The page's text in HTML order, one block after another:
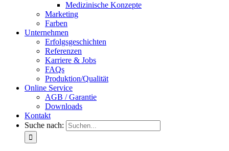
Medizinische Konzepte
Marketing
Farben
Unternehmen
Erfolgsgeschichten
Referenzen
Karriere & Jobs
FAQs
Produktion/Qualität
Online Service
AGB / Garantie
Downloads
Kontakt
Suche nach: